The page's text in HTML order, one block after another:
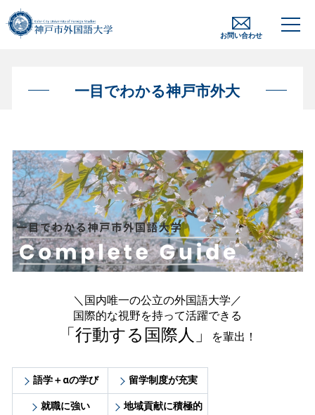
お問い合わせ
一目でわかる神戸市外大
＼国内唯一の公立の外国語大学／
国際的な視野を持って活躍できる
「行動する国際人」 を輩出！
語学＋αの学び 留学制度が充実
就職に強い 地域貢献に積極的